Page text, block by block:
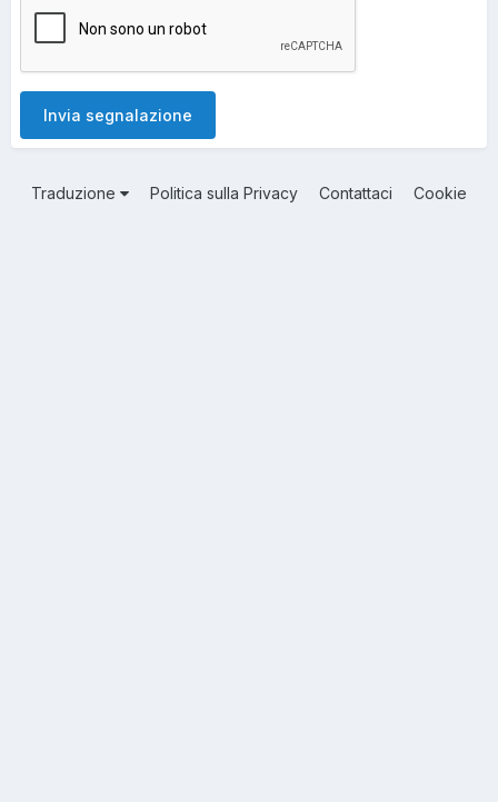
Invia segnalazione
Traduzione Politica sulla Privacy Contattaci Cookie